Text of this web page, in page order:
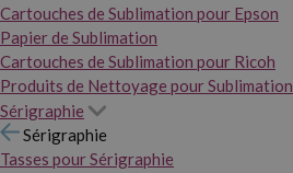
Cartouches de Sublimation pour Epson
Papier de Sublimation
Cartouches de Sublimation pour Ricoh
Produits de Nettoyage pour Sublimation
Sérigraphie
Sérigraphie
Tasses pour Sérigraphie